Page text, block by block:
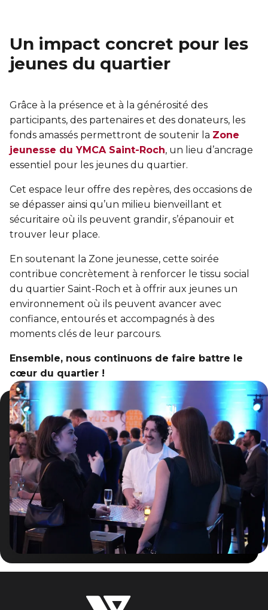
Un impact concret pour les
jeunes du quartier
Grâce à la présence et à la générosité des
participants, des partenaires et des donateurs, les
fonds amassés permettront de soutenir la Zone
jeunesse du YMCA Saint-Roch, un lieu d’ancrage
essentiel pour les jeunes du quartier.
Cet espace leur offre des repères, des occasions de
se dépasser ainsi qu’un milieu bienveillant et
sécuritaire où ils peuvent grandir, s’épanouir et
trouver leur place.
En soutenant la Zone jeunesse, cette soirée
contribue concrètement à renforcer le tissu social
du quartier Saint-Roch et à offrir aux jeunes un
environnement où ils peuvent avancer avec
confiance, entourés et accompagnés à des
moments clés de leur parcours.
Ensemble, nous continuons de faire battre le
cœur du quartier !